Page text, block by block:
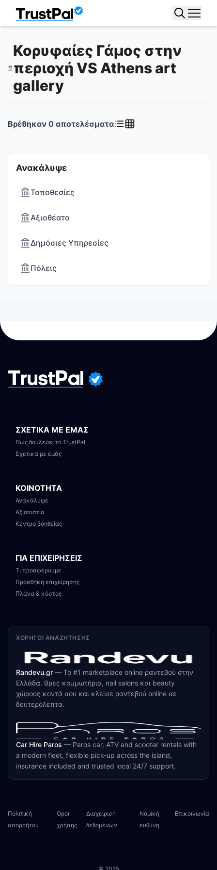
Κορυφαίες Γάμος στην
περιοχή VS Athens art
gallery
Ανακάλυψε
Τοποθεσίες
Αξιοθέατα
Δημόσιες Υπηρεσίες
Πόλεις
Βρέθηκαν 0 αποτελέσματα
ΣΧΕΤΙΚΑ ΜΕ ΕΜΑΣ
Πως δουλεύει το TrustPal
Σχετικά με εμάς
ΚΟΙΝΟΤΗΤΑ
Ανακάλυψε
Αξιοπιστία
Κέντρο βοηθείας
ΓΙΑ ΕΠΙΧΕΙΡΗΣΕΙΣ
Τι προσφέρουμε
Προσθήκη επιχείρησης
Πλάνα & κόστος
ΧΟΡΗΓΟΊ ΑΝΑΖΉΤΗΣΗΣ
Randevu.gr — Το #1 marketplace online ραντεβού στην
Ελλάδα. Βρες κομμωτήρια, nail salons και beauty
χώρους κοντά σου και κλείσε ραντεβού online σε
δευτερόλεπτα.
Car Hire Paros — Paros car, ATV and scooter rentals with
a modern fleet, flexible pick-up across the island,
insurance included and trusted local 24/7 support.
Πολιτική
απορρήτου
Όροι
χρήσης
Διαχείριση
δεδομένων
Νομική
ευθύνη
Επικοινωνία